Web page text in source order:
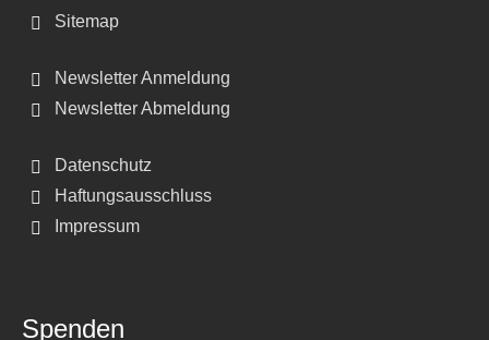
Sitemap
Newsletter Anmeldung
Newsletter Abmeldung
Datenschutz
Haftungsausschluss
Impressum
Spenden